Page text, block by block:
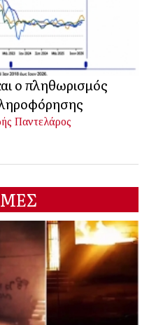
ο πληθωρισμός
Παντελάρος